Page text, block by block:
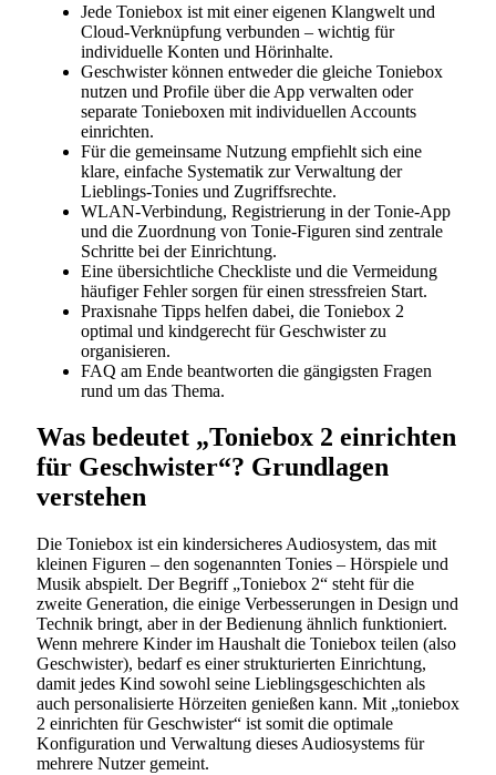
Jede Toniebox ist mit einer eigenen Klangwelt und
Cloud-Verknüpfung verbunden – wichtig für
individuelle Konten und Hörinhalte.
Geschwister können entweder die gleiche Toniebox
nutzen und Profile über die App verwalten oder
separate Tonieboxen mit individuellen Accounts
einrichten.
Für die gemeinsame Nutzung empfiehlt sich eine
klare, einfache Systematik zur Verwaltung der
Lieblings-Tonies und Zugriffsrechte.
WLAN-Verbindung, Registrierung in der Tonie-App
und die Zuordnung von Tonie-Figuren sind zentrale
Schritte bei der Einrichtung.
Eine übersichtliche Checkliste und die Vermeidung
häufiger Fehler sorgen für einen stressfreien Start.
Praxisnahe Tipps helfen dabei, die Toniebox 2
optimal und kindgerecht für Geschwister zu
organisieren.
FAQ am Ende beantworten die gängigsten Fragen
rund um das Thema.
Was bedeutet „Toniebox 2 einrichten
für Geschwister“? Grundlagen
verstehen
Die Toniebox ist ein kindersicheres Audiosystem, das mit
kleinen Figuren – den sogenannten Tonies – Hörspiele und
Musik abspielt. Der Begriff „Toniebox 2“ steht für die
zweite Generation, die einige Verbesserungen in Design und
Technik bringt, aber in der Bedienung ähnlich funktioniert.
Wenn mehrere Kinder im Haushalt die Toniebox teilen (also
Geschwister), bedarf es einer strukturierten Einrichtung,
damit jedes Kind sowohl seine Lieblingsgeschichten als
auch personalisierte Hörzeiten genießen kann. Mit „toniebox
2 einrichten für Geschwister“ ist somit die optimale
Konfiguration und Verwaltung dieses Audiosystems für
mehrere Nutzer gemeint.